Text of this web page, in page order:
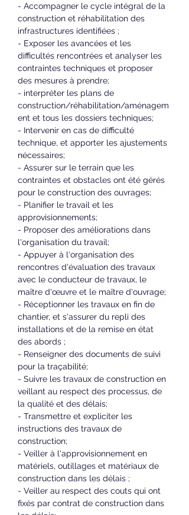
- Accompagner le cycle intégral de la
construction et réhabilitation des
infrastructures identifiées ;
- Exposer les avancées et les
difficultés rencontrées et analyser les
contraintes techniques et proposer
des mesures à prendre;
- interpréter les plans de
construction/réhabilitation/aménagem
ent et tous les dossiers techniques;
- Intervenir en cas de difficulté
technique, et apporter les ajustements
nécessaires;
- Assurer sur le terrain que les
contraintes et obstacles ont été gérés
pour le construction des ouvrages;
- Planifier le travail et les
approvisionnements;
- Proposer des améliorations dans
l'organisation du travail;
- Appuyer à l'organisation des
rencontres d'évaluation des travaux
avec le conducteur de travaux, le
maître d'œuvre et le maître d'ouvrage;
- Réceptionner les travaux en fin de
chantier, et s'assurer du repli des
installations et de la remise en état
des abords ;
- Renseigner des documents de suivi
pour la traçabilité;
- Suivre les travaux de construction en
veillant au respect des processus, de
la qualité et des délais;
- Transmettre et expliciter les
instructions des travaux de
construction;
- Veiller à l'approvisionnement en
matériels, outillages et matériaux de
construction dans les délais ;
- Veiller au respect des couts qui ont
fixés par contrat de construction dans